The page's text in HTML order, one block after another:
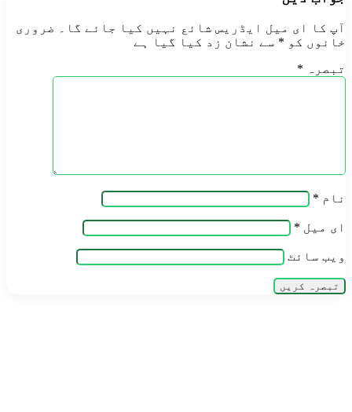
آپ کا ای میل ایڈریس شائع نہیں کیا جائے گا۔
ضروری
خانوں کو * سے نشان زد کیا گیا ہے
تبصرہ *
نام *
ای میل *
ویب‌ سائٹ